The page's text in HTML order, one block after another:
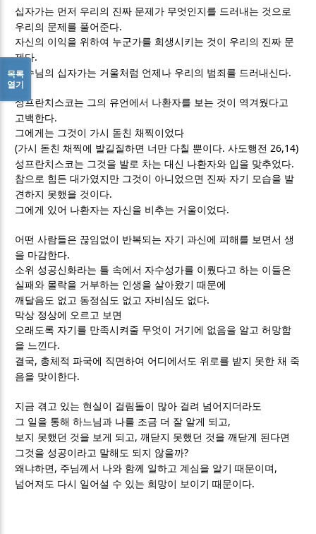
십자가는 먼저 우리의 진짜 문제가 무엇인지를 드러내는 것으로
우리의 문제를 풀어준다.
자신의 이익을 위하여 누군가를 희생시키는 것이 우리의 진짜 문
제다.
예수님의 십자가는 거울처럼 언제나 우리의 범죄를 드러내신다.
성프란치스코는 그의 유언에서 나환자를 보는 것이 역겨웠다고
고백한다.
그에게는 그것이 가시 돋친 채찍이었다
(가시 돋친 채찍에 발길질하면 너만 다칠 뿐이다.사도행전 26,14)
성프란치스코는 그것을 발로 차는 대신 나환자와 입을 맞추었다.
참으로 힘든 대가였지만 그것이 아니었으면 진짜 자기 모습을 발
견하지 못했을 것이다.
그에게 있어 나환자는 자신을 비추는 거울이었다.
어떤 사람들은 끊임없이 반복되는 자기 과신에 피해를 보면서 생
을 마감한다.
소위 성공신화라는 틀 속에서 자수성가를 이뤘다고 하는 이들은
실패와 몰락을 거부하는 인생을 살아왔기 때문에
깨달음도 없고 동정심도 없고 자비심도 없다.
막상 정상에 오르고 보면
오래도록 자기를 만족시켜줄 무엇이 거기에 없음을 알고 허망함
을 느낀다.
결국, 총체적 파국에 직면하여 어디에서도 위로를 받지 못한 채 죽
음을 맞이한다.
지금 겪고 있는 현실이 걸림돌이 많아 걸려 넘어지더라도
그 일을 통해 하느님과 나를 조금 더 잘 알게 되고 ,
보지 못했던 것을 보게 되고 ,깨닫지 못했던 것을 깨닫게 된다면
그것을 성공이라고 말해도 되지 않을까?
왜냐하면 , 주님께서 나와 함께 일하고 계심을 알기 때문이며 ,
넘어져도 다시 일어설 수 있는 희망이 보이기 때문이다.
목록
열기